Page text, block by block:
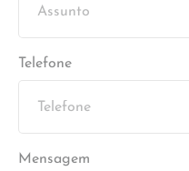
Telefone
Mensagem